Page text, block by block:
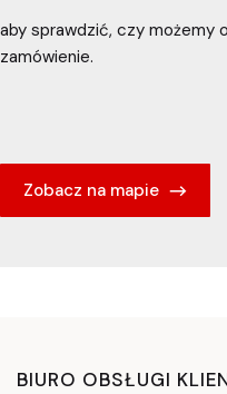
aby sprawdzić, czy możemy
zamówienie.
Zobacz na mapie
BIURO OBSŁUGI